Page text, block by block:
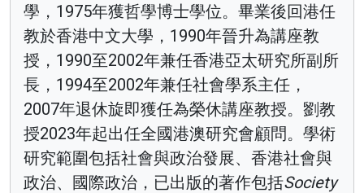
學，1975年獲哲學博士學位。畢業後回港任
教於香港中文大學，1990年晉升為講座教
授，1990至2002年兼任香港亞太研究所副所
長，1994至2002年兼任社會學系主任，
2007年退休旋即獲任為榮休講座教授。劉教
授2023年起出任全國港澳研究會顧問。學術
研究範圍包括社會與政治發展、香港社會與
政治、國際政治，已出版的著作包括Society